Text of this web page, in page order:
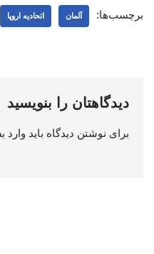
برچسب‌ها: آلمان اتحادیه اروپا
دیدگاهتان را بنویسید
برای نوشتن دیدگاه باید وارد